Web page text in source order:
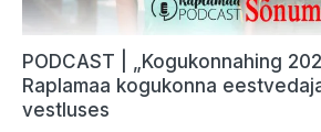
PODCAST | „Kogukonnahing
Raplamaa kogukonna
vestluses